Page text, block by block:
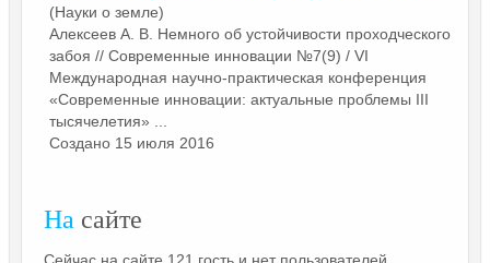
(Науки о земле)
Алексеев А. В. Немного об устойчивости проходческого
забоя // Современные инновации №7(9) / VI
Международная научно-практическая конференция
«Современные инновации: актуальные проблемы III
тысячелетия» ...
Создано 15 июля 2016
На сайте
Сейчас на сайте 121 гость и нет пользователей